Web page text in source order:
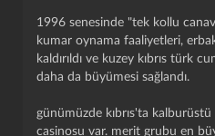
1996 senesinde "tek kollu
kumar oynama faaliyetleri,
kaldırıldı ve kuzey kıbrıs türk
daha da büyümesi sağlandı.
günümüzde kıbrıs'ta
casinosu var. merit grubu en